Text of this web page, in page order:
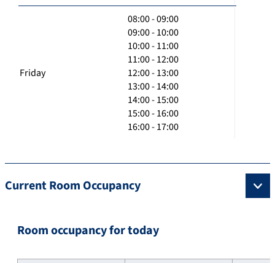
Friday
08:00 - 09:00
09:00 - 10:00
10:00 - 11:00
11:00 - 12:00
12:00 - 13:00
13:00 - 14:00
14:00 - 15:00
15:00 - 16:00
16:00 - 17:00
Current Room Occupancy
Room occupancy for today